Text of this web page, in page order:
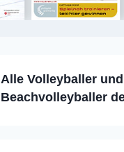
Alle Volleyballer und
Beachvolleyballer